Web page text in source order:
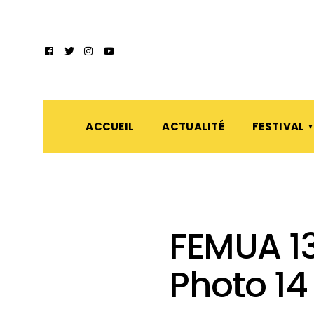
ACCUEIL ACTUALITÉ FESTIVAL
FEMUA
Photo 14